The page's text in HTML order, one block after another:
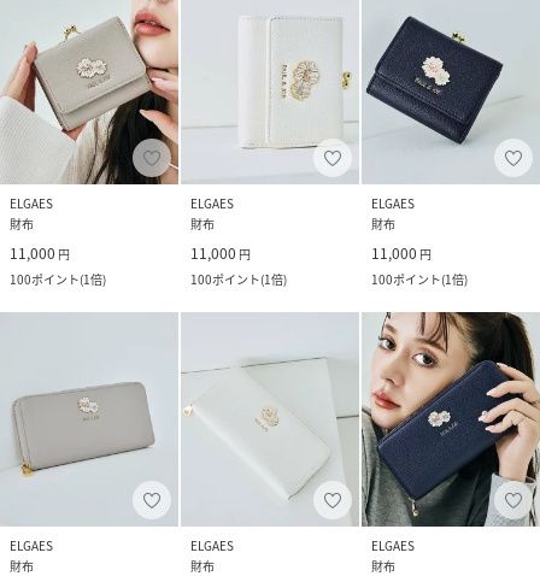
ELGAES
財布
11,000 円
100ポイント(1倍)
ELGAES
財布
11,000 円
100ポイント(1倍)
ELGAES
財布
11,000 円
100ポイント(1倍)
ELGAES
財布
ELGAES
財布
ELGAES
財布